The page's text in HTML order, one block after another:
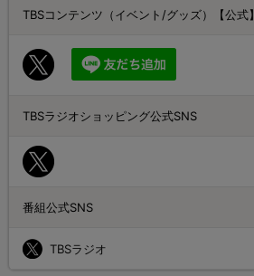
TBSコンテンツ（イベント/グッズ）【公式】
TBSラジオショッピング公式SNS
番組公式SNS
TBSラジオ